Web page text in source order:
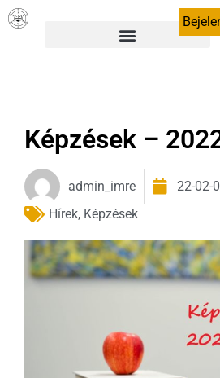
Képzések –
admin_imre
22-02-
Hírek, Képzések